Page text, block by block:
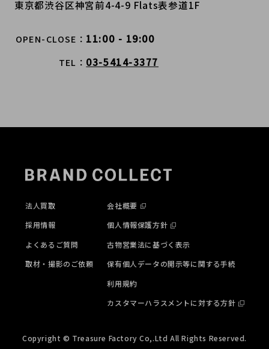
東京都渋谷区神宮前4-4-9 Flats表参道1F
OPEN-CLOSE 11:00 - 19:00
TEL 03-5414-3377
法人買取
採用情報
よくあるご質問
取材・撮影のご依頼
会社概要
個人情報保護方針
古物営業法に基づく表示
保有個人データの開示等に関する手続
利用規約
カスタマーハラスメントに対する方針
Copyright © Treasure Factory Co,.Ltd All Rights Reserved.